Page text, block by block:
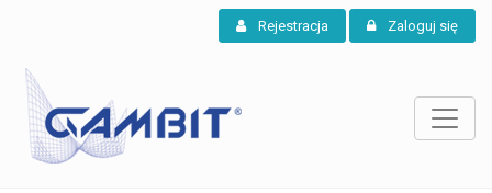
Rejestracja Zaloguj się